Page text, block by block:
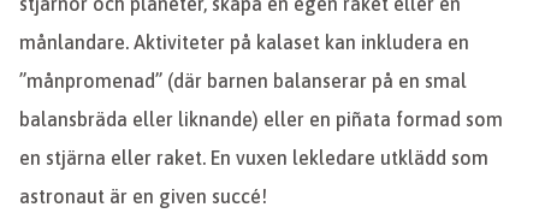
månlandare. Aktiviteter på kalaset kan inkludera en
”månpromenad” (där barnen balanserar på en smal
balansbräda eller liknande) eller en piñata formad som
en stjärna eller raket. En vuxen lekledare utklädd som
astronaut är en given succé!